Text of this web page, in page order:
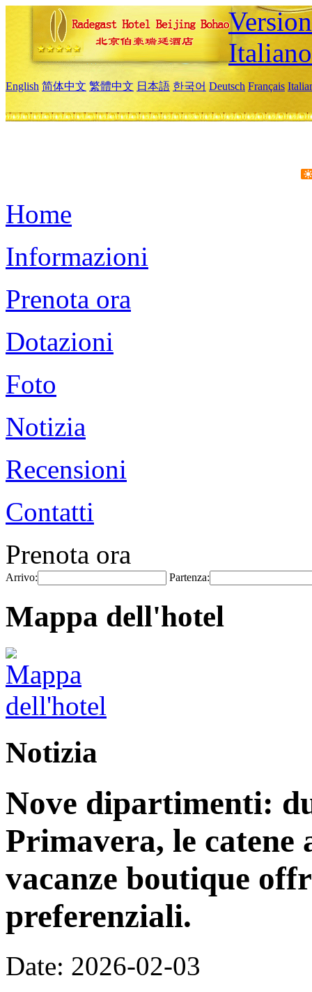
Italiano
English 简体中文 繁體中文 日本語 한국어 Deutsch Français
Home
Informazioni
Prenota ora
Dotazioni
Foto
Notizia
Recensioni
Contatti
Prenota ora
Arrivo: Partenza:
Mappa dell'hotel
Notizia
Nove dipartimenti:
Primavera, le catene
vacanze boutique
preferenziali.
Date: 2026-02-03